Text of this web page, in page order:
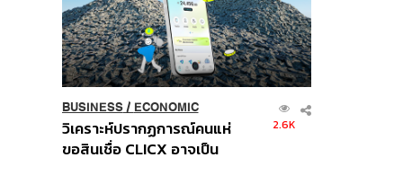
BUSINESS/ ECONOMIC
วิเคราะห์ปรากฏการณ์คนแห่
ขอสินเชื่อ CLICX อาจเป็น
2.6K